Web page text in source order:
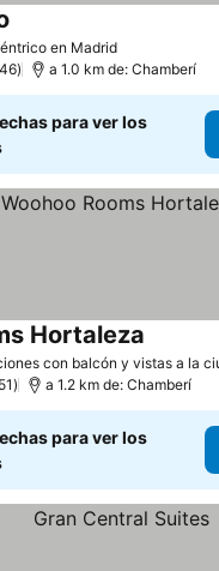
en Madrid
a 1.0 km de: Chamberí
para ver los
con balcón y vistas a la
Hortaleza
a 1.2 km de: Chamberí
para ver los